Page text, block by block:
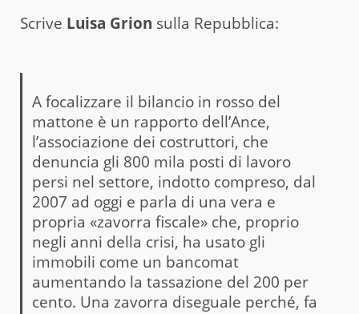
Scrive Luisa Grion sulla Repubblica:
A focalizzare il bilancio in rosso del
mattone è un rapporto dell’Ance,
l’associazione dei costruttori, che
denuncia gli 800 mila posti di lavoro
persi nel settore, indotto compreso, dal
2007 ad oggi e parla di una vera e
propria «zavorra fiscale» che, proprio
negli anni della crisi, ha usato gli
immobili come un bancomat
aumentando la tassazione del 200 per
cento. Una zavorra diseguale perché, fa